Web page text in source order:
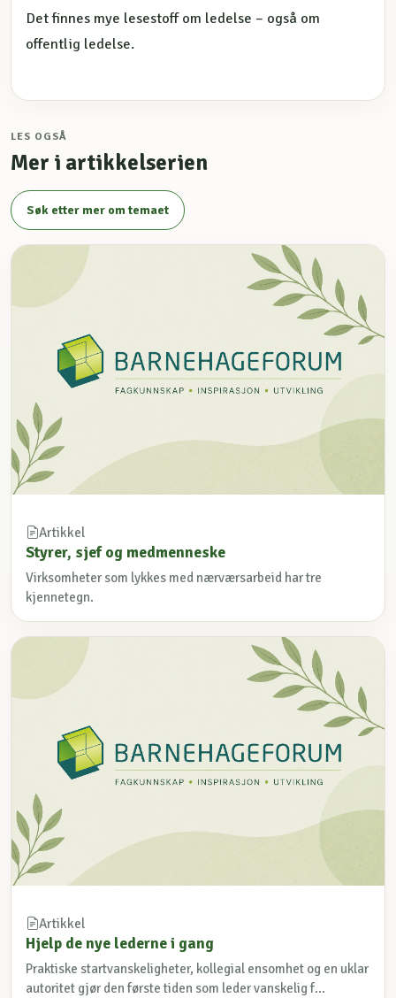
Det finnes mye lesestoff om ledelse – også om
offentlig ledelse.
LES OGSÅ
Mer i artikkelserien
Søk etter mer om temaet
Artikkel
Styrer, sjef og medmenneske
Virksomheter som lykkes med nærværsarbeid har tre
kjennetegn.
Artikkel
Hjelp de nye lederne i gang
Praktiske startvanskeligheter, kollegial ensomhet og en uklar
autoritet gjør den første tiden som leder vanskelig f...